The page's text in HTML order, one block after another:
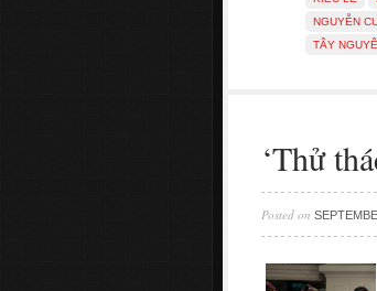
NGUYỄN
TÂY
‘Thử
Posted on